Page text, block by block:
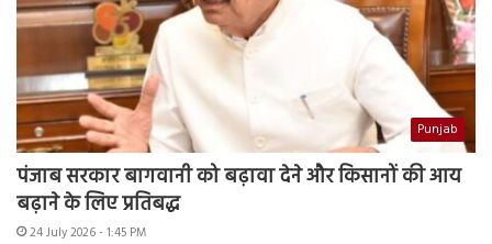
Punjab
पंजाब सरकार बागवानी को बढ़ावा देने और किसानों की आय
बढ़ाने के लिए प्रतिबद्ध
24 July 2026 - 1:45 PM